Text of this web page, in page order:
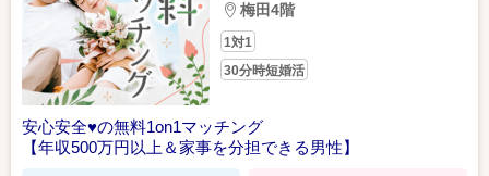
梅田4階
1対1
30分時短婚活
安心安全♥の無料1on1マッチング
【年収500万円以上＆家事を分担できる男性】